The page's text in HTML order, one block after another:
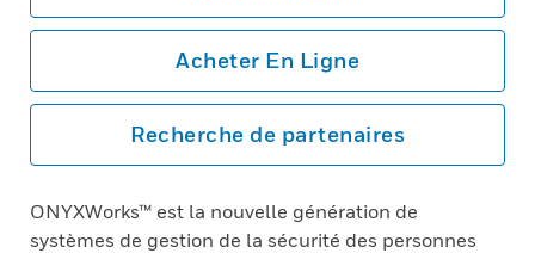
Acheter En Ligne
Recherche de partenaires
ONYXWorks™ est la nouvelle génération de
systèmes de gestion de la sécurité des personnes